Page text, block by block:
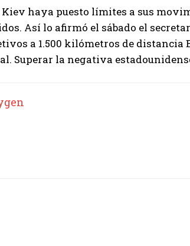
Aygen
Kiev haya puesto límites a sus
. Así lo afirmó el sábado el
a 1.500 kilómetros de distancia
Superar la negativa